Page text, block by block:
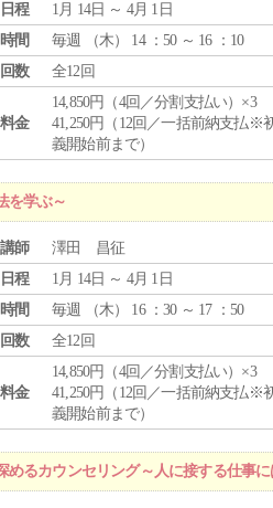
日程
1月 14日 ～ 4月 1日
時間
毎週 （木） 14 ：50 ～ 16 ：10
回数
全12回
料金
14,850円（4回／分割支払い）×3
41,250円（12回／一括前納支払※
義開始前まで）
学ぶ～
講師
澤田 昌征
日程
1月 14日 ～ 4月 1日
時間
毎週 （木） 16 ：30 ～ 17 ：50
回数
全12回
料金
14,850円（4回／分割支払い）×3
41,250円（12回／一括前納支払※
義開始前まで）
めるカウンセリング～人に接する仕事